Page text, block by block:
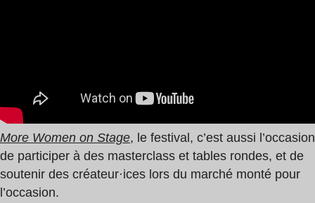
More Women on Stage, le festival, c’est aussi l’occasion
de participer à des masterclass et tables rondes, et de
soutenir des créateur·ices lors du marché monté pour
l’occasion.